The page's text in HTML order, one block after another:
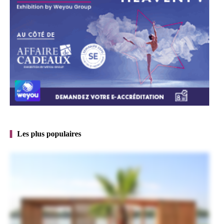
Les plus populaires